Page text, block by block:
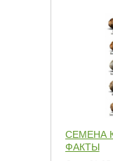
СЕМЕНА
ФАКТЫ